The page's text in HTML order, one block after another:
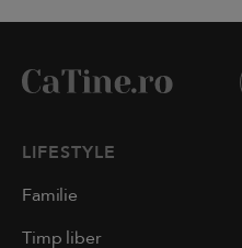
LIFESTYLE
Familie
Timp liber